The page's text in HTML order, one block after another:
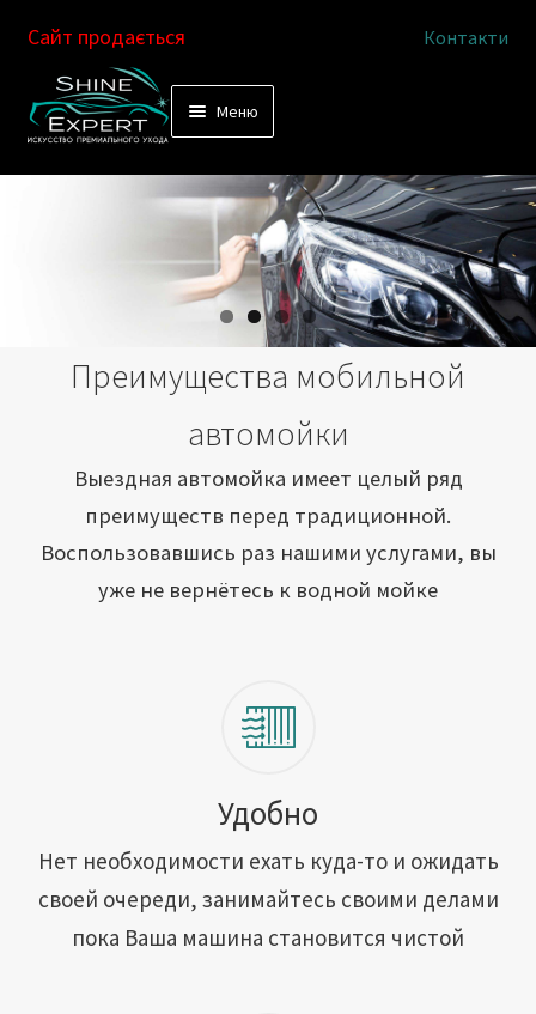
Перейти
к
Перейти
к
Сайт продається Контакти
Меню
Выездная автомойка
Химчистка салона
Подетальная химчистка
Как это работает
Сотрудничество
Вакансии
Адреса обслуживания
Контакты
Преимущества мобильной
автомойки
Выездная автомойка имеет целый ряд
преимуществ перед традиционной.
Воспользовавшись раз нашими услугами, вы
уже не вернётесь к водной мойке
Удобно
Нет необходимости ехать куда-то и ожидать
своей очереди, занимайтесь своими делами
пока Ваша машина становится чистой